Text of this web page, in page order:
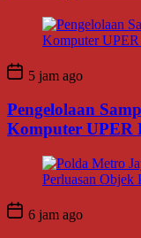
5 jam ago
Pengelolaan
Komputer UPER
6 jam ago